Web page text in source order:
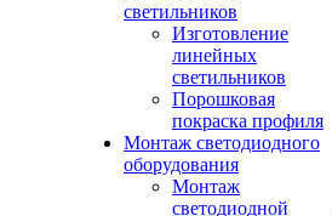
светильников
Изготовление
линейных
светильников
Порошковая
покраска профиля
Монтаж светодиодного
оборудования
Монтаж
светодиодной